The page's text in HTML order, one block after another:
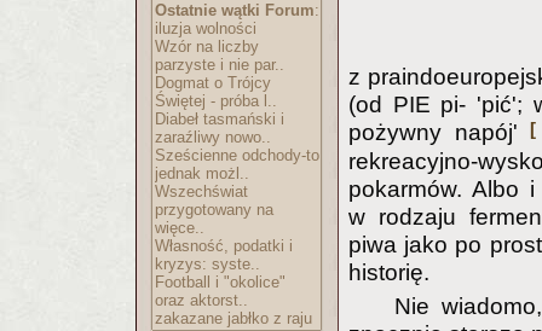
Ostatnie wątki Forum:
iluzja wolności
Wzór na liczby
parzyste i nie par..
Dogmat o Trójcy
Świętej - próba l..
Diabeł tasmański i
zaraźliwy nowo..
Sześcienne odchody-to
jednak możl..
Wszechświat
przygotowany na
więce..
Własność, podatki i
kryzys: syste..
Football i "okolice"
oraz aktorst..
zakazane jabłko z raju
z
(od PIE pi- 'pić';
pożywny napój'
[
rekreacyjno-
pokarmów. Albo
w rodzaju
piwa jako po
historię.
Nie